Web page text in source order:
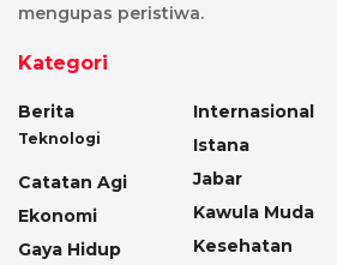
mengupas peristiwa.
Kategori
Berita
Teknologi
Catatan Agi
Ekonomi
Gaya Hidup
Internasional
Istana
Jabar
Kawula Muda
Kesehatan